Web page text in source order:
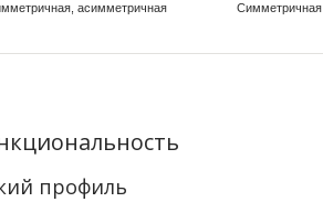
асимметричная
профиль